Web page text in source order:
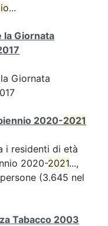
...
la Giornata
Giornata
2020-2021
i residenti di età
2020-2021...,
(3.645 nel
Tabacco 2003